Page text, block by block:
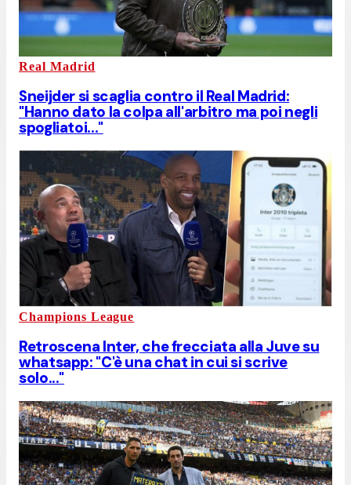
Real Madrid
Sneijder si scaglia contro il Real Madrid:
"Hanno dato la colpa all'arbitro ma poi negli
spogliatoi..."
Champions League
Retroscena Inter, che frecciata alla Juve su
whatsapp: "C'è una chat in cui si scrive
solo..."